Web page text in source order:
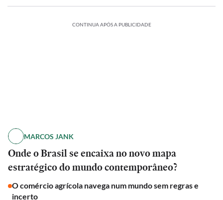
CONTINUA APÓS A PUBLICIDADE
MARCOS JANK
Onde o Brasil se encaixa no novo mapa
estratégico do mundo contemporâneo?
O comércio agrícola navega num mundo sem regras e
incerto